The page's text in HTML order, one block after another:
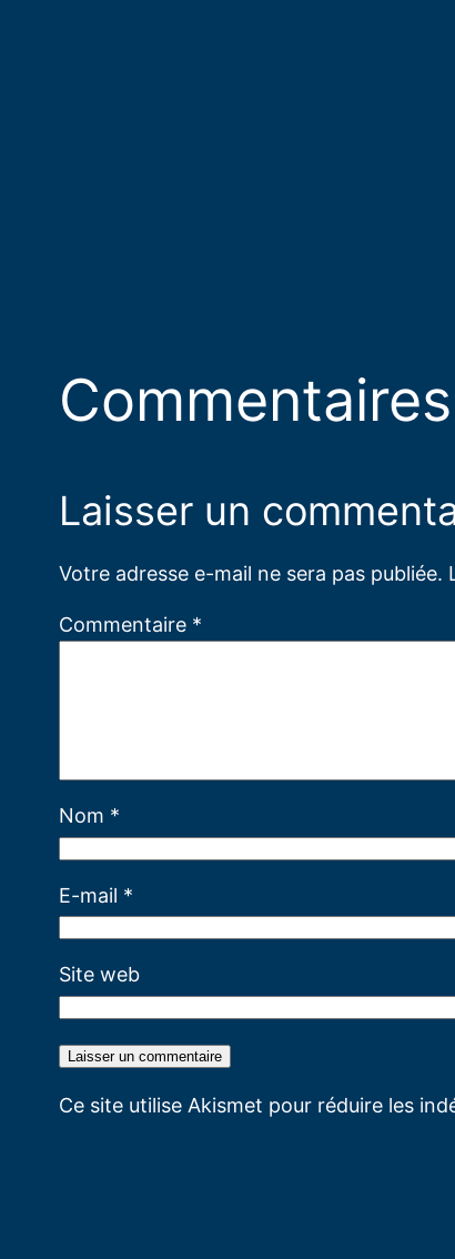
Commentaires
Laisser un
Votre adresse e-mail ne sera pas publiée.
Commentaire *
Nom *
E-mail *
Site web
Ce site utilise Akismet pour réduire les